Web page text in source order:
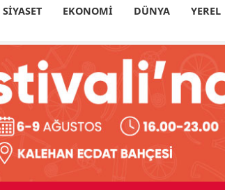
SIYASET EKONOMI DÜNYA YEREL